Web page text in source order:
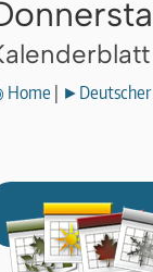
Home ►Deutscher